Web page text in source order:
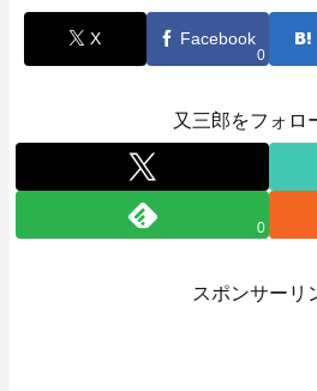
X Facebook
0
又三郎をフォロ
0
スポンサーリ